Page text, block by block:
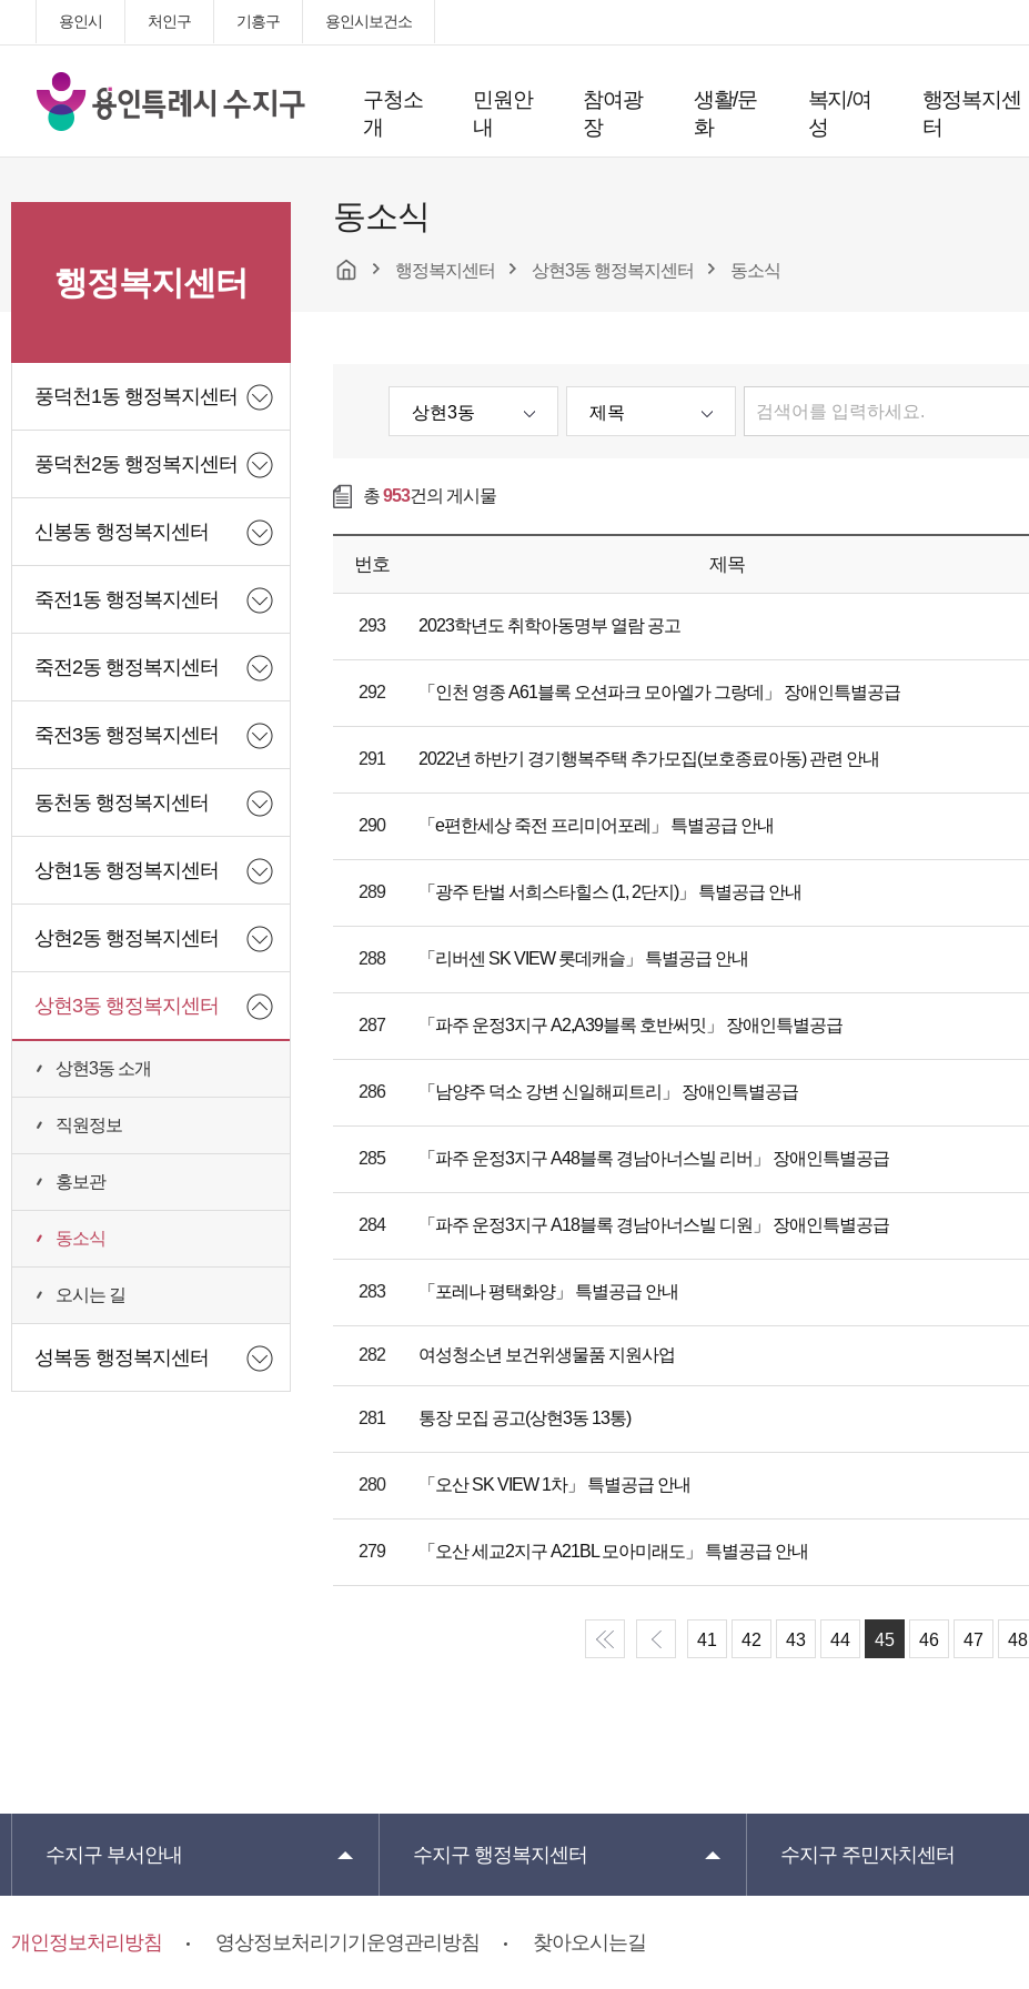
용인시 처인구 기흥구 용인시보건소
용
인
특
시
구
구청소
개
민원안
내
참여광
장
생활/문
화
복지/여
성
행정복지센
터
행정복지센터
풍덕천1동 행정복지센터
풍덕천2동 행정복지센터
신봉동 행정복지센터
죽전1동 행정복지센터
죽전2동 행정복지센터
죽전3동 행정복지센터
동천동 행정복지센터
상현1동 행정복지센터
상현2동 행정복지센터
상현3동 행정복지센터
상현3동 소개
직원정보
홍보관
동소식
오시는 길
성복동 행정복지센터
동소식
행정복지센터 상현3동 행정복지센터 동소식
총953건의 게시물
번호 제목
293 2023학년도 취학아동명부 열람 공고
292 「인천 영종 A61블록 오션파크 모아엘가 그랑데」 장애인특별공급
291 2022년 하반기 경기행복주택 추가모집(보호종료아동) 관련 안내
290 「e편한세상 죽전 프리미어포레」 특별공급 안내
289 「광주 탄벌 서희스타힐스 (1, 2단지)」 특별공급 안내
288 「리버센 SK VIEW 롯데캐슬」 특별공급 안내
287 「파주 운정3지구 A2,A39블록 호반써밋」 장애인특별공급
286 「남양주 덕소 강변 신일해피트리」 장애인특별공급
285 「파주 운정3지구 A48블록 경남아너스빌 리버」 장애인특별공급
284 「파주 운정3지구 A18블록 경남아너스빌 디원」 장애인특별공급
283 「포레나 평택화양」 특별공급 안내
282 여성청소년 보건위생물품 지원사업
281 통장 모집 공고(상현3동 13통)
280 「오산 SK VIEW 1차」 특별공급 안내
279 「오산 세교2지구 A21BL 모아미래도」 특별공급 안내
41 42 43 44 45 46 47 48
수지구 부서안내 수지구 행정복지센터 수지구 주민자치센터
개인정보처리방침 영상정보처리기기운영관리방침 찾아오시는길